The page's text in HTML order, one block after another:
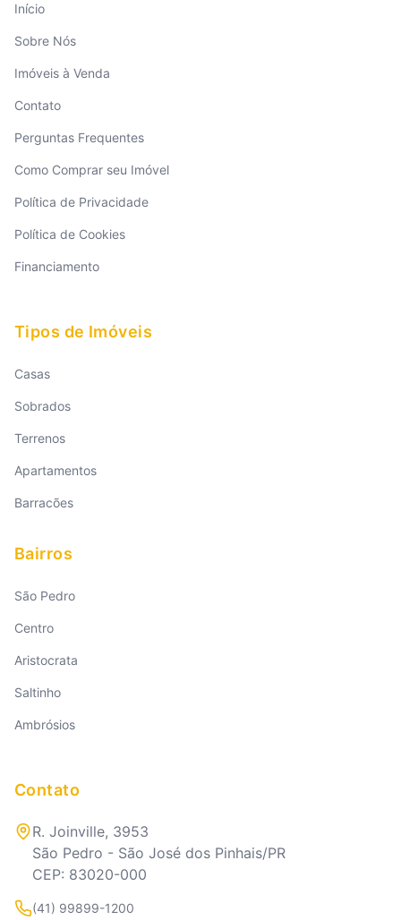
Início
Sobre Nós
Imóveis à Venda
Contato
Perguntas Frequentes
Como Comprar seu Imóvel
Política de Privacidade
Política de Cookies
Financiamento
Tipos de Imóveis
Casas
Sobrados
Terrenos
Apartamentos
Barracões
Bairros
São Pedro
Centro
Aristocrata
Saltinho
Ambrósios
Contato
R. Joinville, 3953
São Pedro - São José dos Pinhais/PR
CEP: 83020-000
(41) 99899-1200